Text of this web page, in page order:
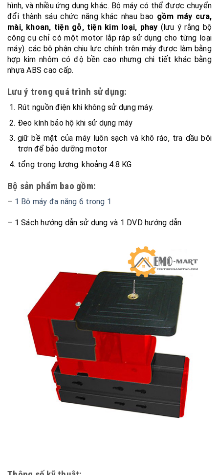
hình, và nhiều ứng dụng khác. Bộ máy có thể được chuyển
đổi thành sáu chức năng khác nhau bao gồm máy cưa,
mài, khoan, tiện gỗ, tiện kim loại, phay (lưu ý rằng bộ
công cụ chỉ có một motor lắp ráp sử dụng cho từng loại
máy). các bộ phận chịu lực chính trên máy được làm bằng
hợp kim nhôm có độ bền cao nhưng chi tiết khác bằng
nhựa ABS cao cấp.
Lưu ý trong quá trình sử dụng:
Rút nguồn điện khi không sử dụng máy.
Đeo kính bảo hộ khi sử dụng máy
giữ bề mặt của máy luôn sạch và khô ráo, tra dầu bôi
trơn để bảo dưỡng motor
tổng trọng lượng: khoảng 4.8 KG
Bộ sản phẩm bao gồm:
– 1 Bộ máy đa năng 6 trong 1
– 1 Sách hướng dẫn sử dụng và 1 DVD hướng dẫn